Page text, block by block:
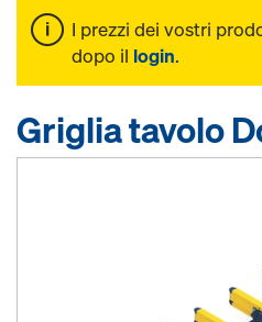
I prezzi dei vostri
dopo il login.
Griglia tavolo